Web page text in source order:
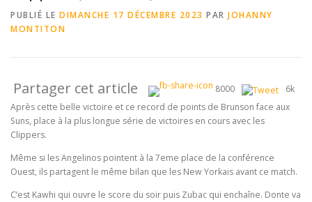
PUBLIÉ LE DIMANCHE 17 DÉCEMBRE 2023 PAR JOHANNY
MONTITON
Partager cet article 8000
6k
Après cette belle victoire et ce record de points de Brunson face aux
Suns, place à la plus longue série de victoires en cours avec les
Clippers.
Même si les Angelinos pointent à la 7eme place de la conférence
Ouest, ils partagent le même bilan que les New Yorkais avant ce match.
C’est Kawhi qui ouvre le score du soir puis Zubac qui enchaîne. Donte va